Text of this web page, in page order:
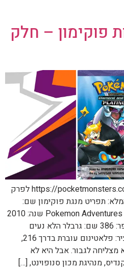
פוקימון – חלק
לפרק הקודם: https://pocketmonsters.co.il/?p=168621 לפרק
תפריט מנגת פוקימון שם:
הרפתקאות פוקימון שם לועזי: Pokemon Adventures שנה: 2010
כיוון קריאה: מימין לשמאל מספר: 386 שם: גרבלר הלא נעים
(Disagreeable Graveler) תקציר: פלאטינום עוברת בדרך 216,
מצליחה לגבור. אבל היא לא
מנהיגת מכון סנופוינט, […]